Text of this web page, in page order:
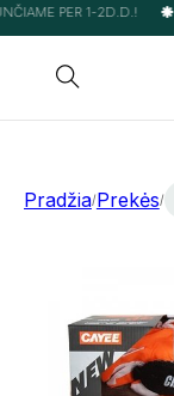
PER 1-2D.D.!
Pradžia/Prekės/